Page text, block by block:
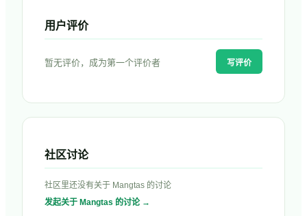
用户评价
暂无评价，成为第一个评价者 写评价
社区讨论
社区里还没有关于 Mangtas 的讨论
发起关于 Mangtas 的讨论 →